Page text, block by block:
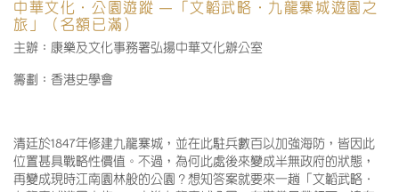
中華文化．公園遊蹤 —「文韜武略．九龍寨城遊園之
旅」（名額已滿）
主辦：康樂及文化事務署弘揚中華文化辦公室
籌劃：香港史學會
清廷於1847年修建九龍寨城，並在此駐兵數百以加強海防，皆因此
位置甚具戰略性價值。不過，為何此處後來變成半無政府的狀態，
再變成現時江南園林般的公園？想知答案就要來一趟「文韜武略．